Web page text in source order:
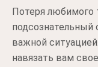
Потеря любимого
подсознательный
важной
навязать вам